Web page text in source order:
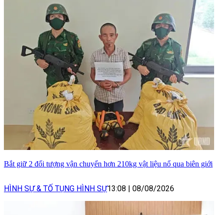
Bắt giữ 2 đối tượng vận chuyển hơn 210kg vật liệu nổ qua biên giới
HÌNH SỰ & TỐ TỤNG HÌNH SỰ13:08 08/08/2026